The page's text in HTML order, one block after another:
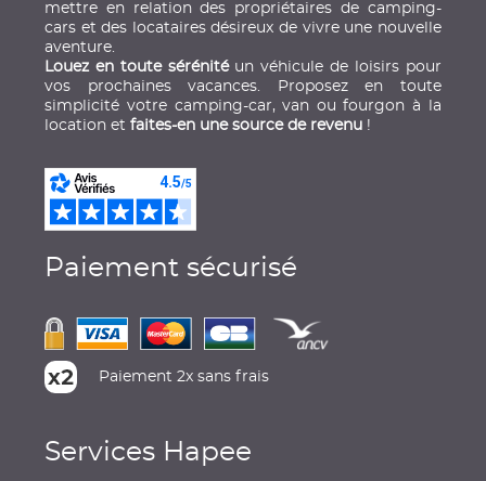
mettre en relation des propriétaires de camping-
cars et des locataires désireux de vivre une nouvelle
aventure.
Louez en toute sérénitéun véhicule de loisirs pour
vos prochaines vacances. Proposez en toute
simplicité votre camping-car, van ou fourgon à la
location etfaites-en une source de revenu !
Paiement sécurisé
Paiement 2x sans frais
Services Hapee